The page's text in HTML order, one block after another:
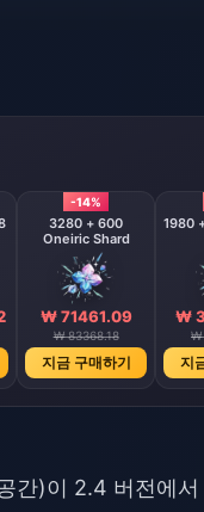
-14%
3280 + 600
Oneiric Shard
₩ 71461.09
₩ 83368.18
지금 구매하기
1980
₩
₩
지
간)이 2.4 버전에